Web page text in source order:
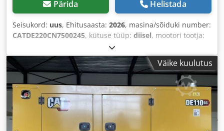
Pärida Helistada
Seisukord: uus, Ehitusaasta: 2026, masina/sõiduki number:
CATDE220CN7500245, kütuse tüüp: diisel, mootori tootja:
Väike kuulutus